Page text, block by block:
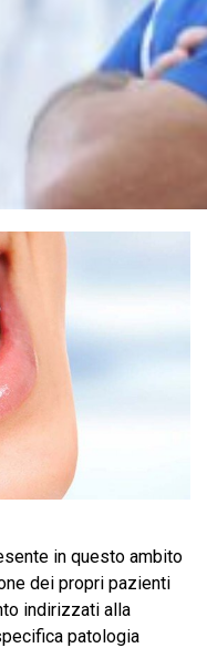
in questo ambito
dei propri pazienti
indirizzati alla
patologia